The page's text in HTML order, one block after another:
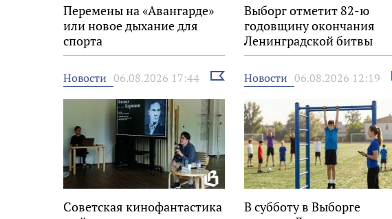
Перемены на «Авангарде»
или новое дыхание для
спорта
Выборг отметит 82-ю
годовщину окончания
Ленинградской битвы
Новости 06.08.2026 17:44
Выбрать
новость
Советская кинофантастика
Новости 06.08.2026 12:19
В субботу в Выборге